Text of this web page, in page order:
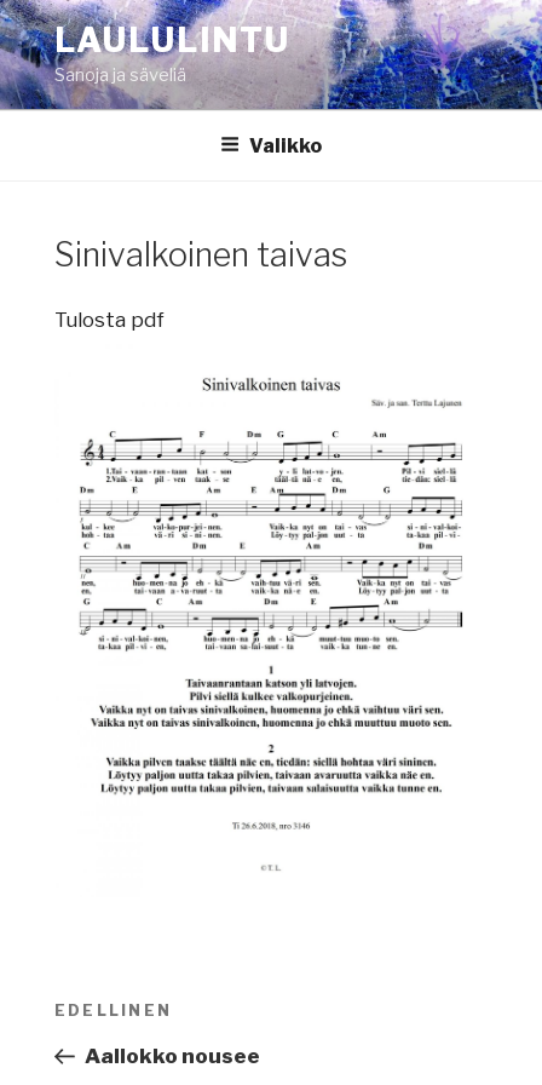
Siirry
sisältöönLAULULINTU
Sanoja ja säveliä
Valikko
Sinivalkoinen taivas
Tulosta pdf
Artikkelien
Edellinen
artikkeli
EDELLINEN
Aallokko nousee